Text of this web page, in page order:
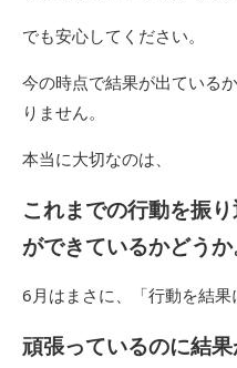
でも安心してください。
今の時点で結果が出ている
りません。
本当に大切なのは、
これまでの行動を振
ができているかどうか
6月はまさに、「行動を結果
頑張っているのに結